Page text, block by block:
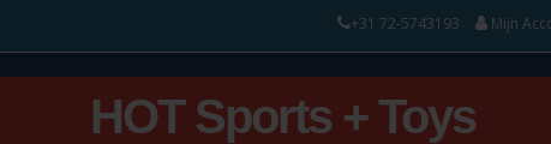
+31 72-5743193 Mijn
HOT Sports + Toys